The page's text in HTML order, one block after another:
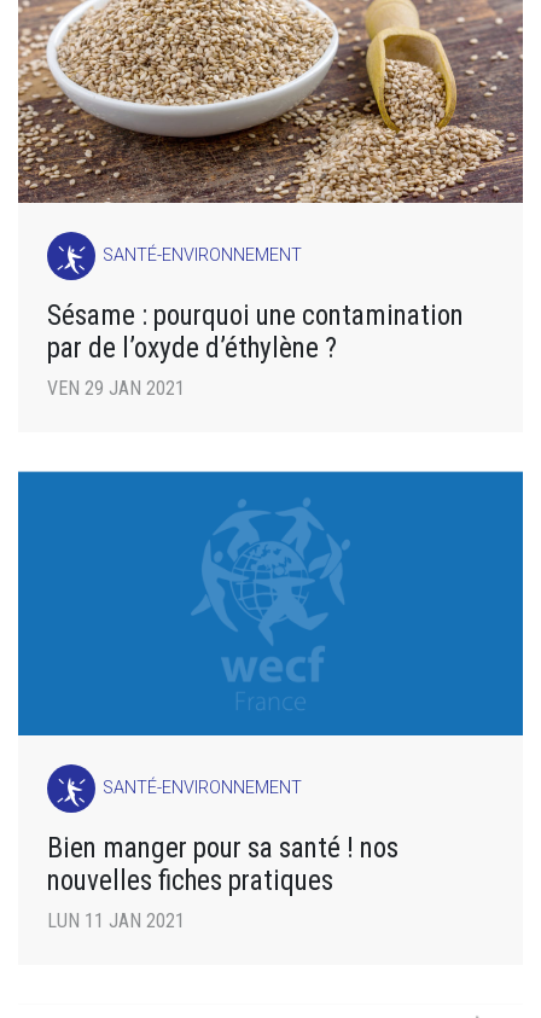
SANTÉ-ENVIRONNEMENT
Sésame : pourquoi une contamination
par de l’oxyde d’éthylène ?
VEN 29 JAN 2021
SANTÉ-ENVIRONNEMENT
Bien manger pour sa santé ! nos
nouvelles fiches pratiques
LUN 11 JAN 2021